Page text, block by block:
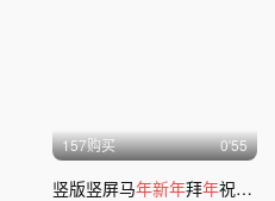
157购买 0'55
竖版竖屏马年新年拜年祝福视频框边框